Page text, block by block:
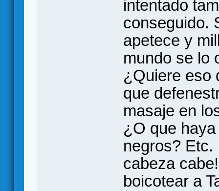
intentado
conseguido.
apetece y
mundo se lo
¿Quiere eso
que
masaje en
¿O que
negros? Etc.
cabeza
boicotear a